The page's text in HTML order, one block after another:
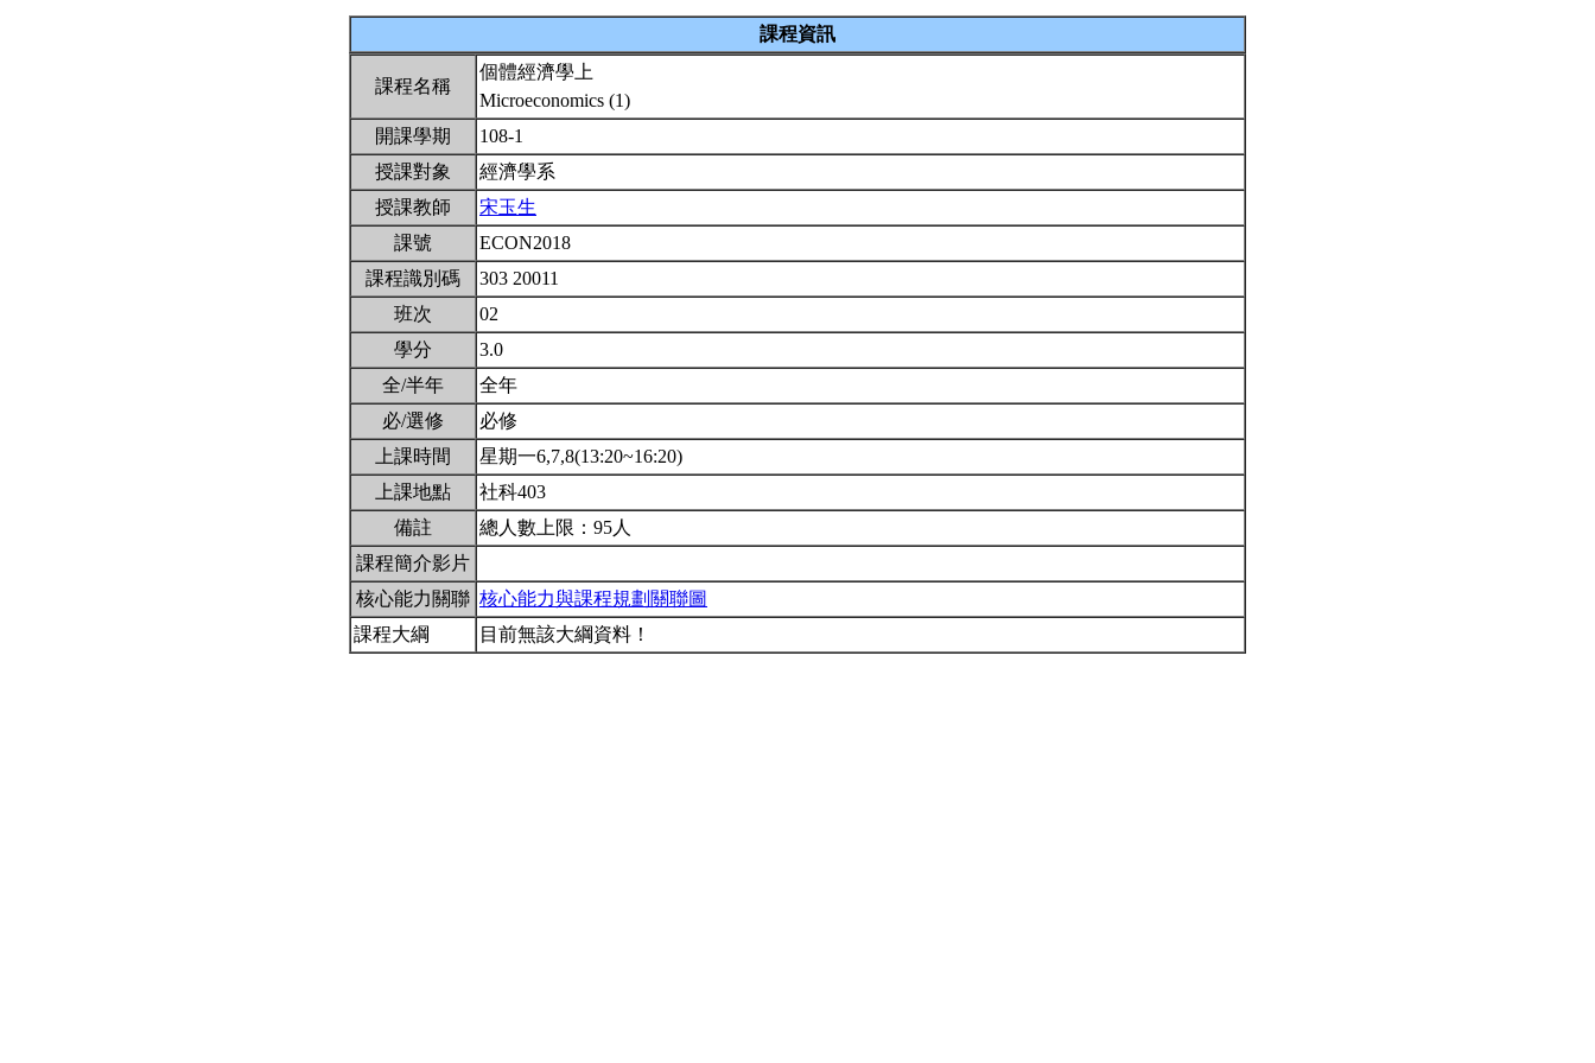
課程資訊
課程名稱
個體經濟學上
Microeconomics (1)
開課學期
108-1
授課對象
經濟學系
授課教師
宋玉生
課號
ECON2018
課程識別碼
303 20011
班次
02
學分
3.0
全/半年
全年
必/選修
必修
上課時間
星期一6,7,8(13:20~16:20)
上課地點
社科403
備註
總人數上限：95人
課程簡介影片
核心能力關聯 核心能力與課程規劃關聯圖
課程大綱
目前無該大綱資料！